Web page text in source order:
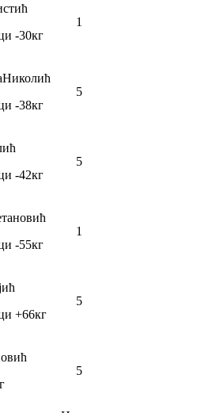
-30кг
1
Николић
-38кг
5
-42кг
5
-55кг
1
+66кг
5
5